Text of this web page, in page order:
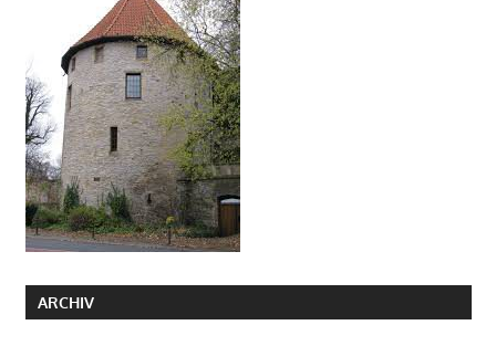
ARCHIV